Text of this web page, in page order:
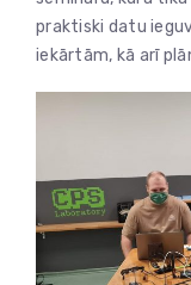
praktiski datu
iekārtām, kā arī